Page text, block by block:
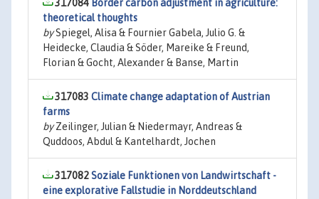
317084 Border carbon adjustment in agriculture:
theoretical thoughts
bySpiegel, Alisa & Fournier Gabela, Julio G. &
Heidecke, Claudia & Söder, Mareike & Freund,
Florian & Gocht, Alexander & Banse, Martin
317083 Climate change adaptation of Austrian
farms
byZeilinger, Julian & Niedermayr, Andreas &
Quddoos, Abdul & Kantelhardt, Jochen
317082Soziale Funktionen von Landwirtschaft -
eine explorative Fallstudie in Norddeutschland